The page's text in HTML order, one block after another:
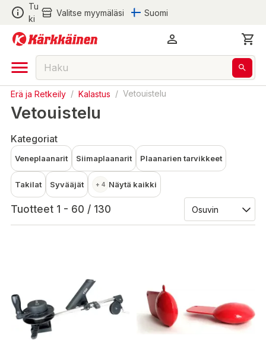
Tu
ki
Valitse myymäläsi Suomi
Erä ja Retkeily / Kalastus / Vetouistelu
Vetouistelu
Kategoriat
Veneplaanarit Siimaplaanarit Plaanarien tarvikkeet
Takilat Syvääjät + 4 Näytä kaikki
Tuotteet 1 - 60 / 130